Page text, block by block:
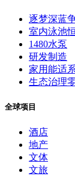
逐梦深蓝
室内泳池
1480水泵
研发制造
家用能适
生态治理
全球项目
酒店
地产
文体
文旅